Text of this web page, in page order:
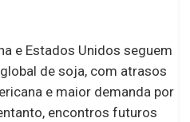
e Estados Unidos seguem
de soja, com atrasos
e maior demanda por
encontros futuros